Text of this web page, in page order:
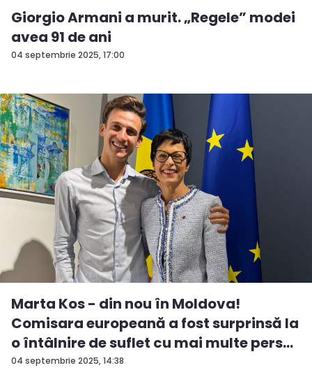
04 septembrie 2025, 17:00
Giorgio Armani a murit. „Regele” modei
avea 91 de ani
04 septembrie 2025, 14:38
Marta Kos - din nou în Moldova!
Comisara europeană a fost surprinsă la
o întâlnire de suflet cu mai multe pers...